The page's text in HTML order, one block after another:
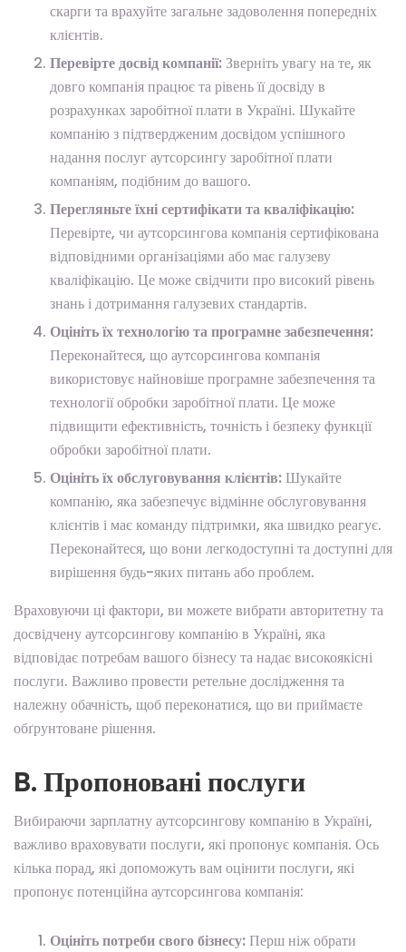
скарги та врахуйте загальне задоволення попередніх
клієнтів.
Перевірте досвід компанії: Зверніть увагу на те, як
довго компанія працює та рівень її досвіду в
розрахунках заробітної плати в Україні. Шукайте
компанію з підтвердженим досвідом успішного
надання послуг аутсорсингу заробітної плати
компаніям, подібним до вашого.
Перегляньте їхні сертифікати та кваліфікацію:
Перевірте, чи аутсорсингова компанія сертифікована
відповідними організаціями або має галузеву
кваліфікацію. Це може свідчити про високий рівень
знань і дотримання галузевих стандартів.
Оцініть їх технологію та програмне забезпечення:
Переконайтеся, що аутсорсингова компанія
використовує найновіше програмне забезпечення та
технології обробки заробітної плати. Це може
підвищити ефективність, точність і безпеку функції
обробки заробітної плати.
Оцініть їх обслуговування клієнтів:Шукайте
компанію, яка забезпечує відмінне обслуговування
клієнтів і має команду підтримки, яка швидко реагує.
Переконайтеся, що вони легкодоступні та доступні для
вирішення будь-яких питань або проблем.
Враховуючи ці фактори, ви можете вибрати авторитетну та
досвідчену аутсорсингову компанію в Україні, яка
відповідає потребам вашого бізнесу та надає високоякісні
послуги. Важливо провести ретельне дослідження та
належну обачність, щоб переконатися, що ви приймаєте
обґрунтоване рішення.
B. Пропоновані послуги
Вибираючи зарплатну аутсорсингову компанію в Україні,
важливо враховувати послуги, які пропонує компанія. Ось
кілька порад, які допоможуть вам оцінити послуги, які
пропонує потенційна аутсорсингова компанія:
Оцініть потреби свого бізнесу:Перш ніж обрати